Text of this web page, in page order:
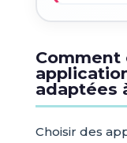
Comment
adaptées
Choisir des